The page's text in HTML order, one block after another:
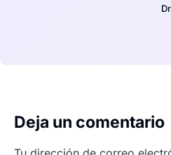
Deja un comentario